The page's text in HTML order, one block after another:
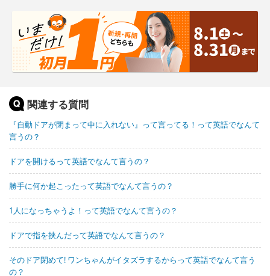
関連する質問
『自動ドアが閉まって中に入れない』って言ってる！って英語でなんて
言うの？
ドアを開けるって英語でなんて言うの？
勝手に何か起こったって英語でなんて言うの？
1人になっちゃうよ！って英語でなんて言うの？
ドアで指を挟んだって英語でなんて言うの？
そのドア閉めて! ワンちゃんがイタズラするからって英語でなんて言う
の？